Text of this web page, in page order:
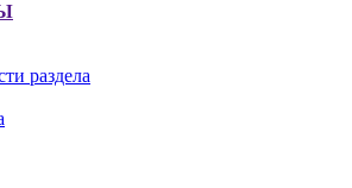
раздела